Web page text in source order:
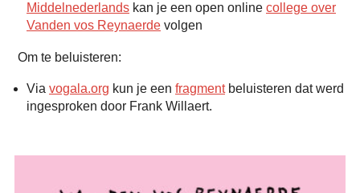
Middelnederlands kan je een open online college over
Vanden vos Reynaerde volgen
Om te beluisteren:
Via vogala.org kun je een fragmentbeluisteren dat werd
ingesproken door Frank Willaert.